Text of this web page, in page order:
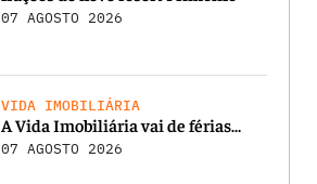
07 AGOSTO 2026
VIDA IMOBILIÁRIA
A Vida Imobiliária vai de férias…
07 AGOSTO 2026